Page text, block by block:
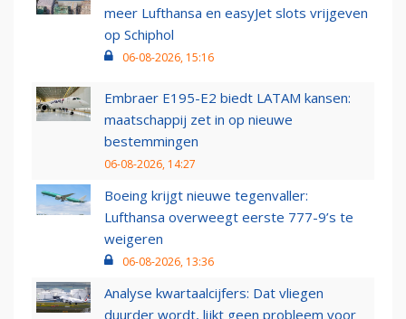
meer Lufthansa en easyJet slots vrijgeven
op Schiphol
06-08-2026, 15:16
Embraer E195-E2 biedt LATAM kansen:
maatschappij zet in op nieuwe
bestemmingen
06-08-2026, 14:27
Boeing krijgt nieuwe tegenvaller:
Lufthansa overweegt eerste 777-9’s te
weigeren
06-08-2026, 13:36
Analyse kwartaalcijfers: Dat vliegen
duurder wordt, lijkt geen probleem voor